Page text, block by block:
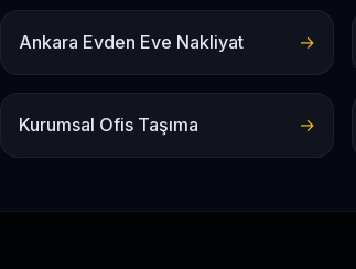
Ankara Evden Eve Nakliyat →
Kurumsal Ofis Taşıma →